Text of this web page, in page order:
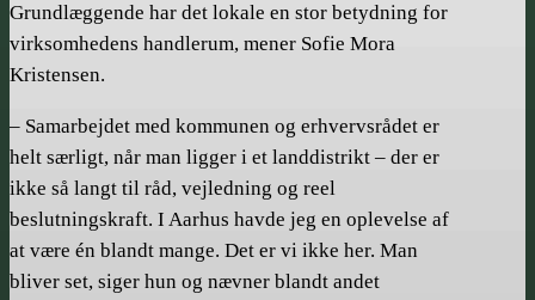
Grundlæggende har det lokale en stor betydning for
virksomhedens handlerum, mener Sofie Mora
Kristensen.
– Samarbejdet med kommunen og erhvervsrådet er
helt særligt, når man ligger i et landdistrikt – der er
ikke så langt til råd, vejledning og reel
beslutningskraft. I Aarhus havde jeg en oplevelse af
at være én blandt mange. Det er vi ikke her. Man
bliver set, siger hun og nævner blandt andet